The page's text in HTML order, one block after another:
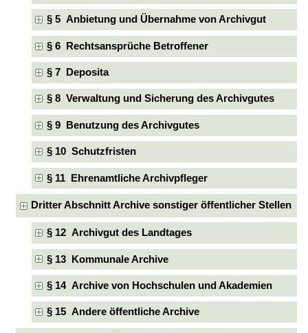
§ 5 Anbietung und Übernahme von Archivgut
§ 6 Rechtsansprüche Betroffener
§ 7 Deposita
§ 8 Verwaltung und Sicherung des Archivgutes
§ 9 Benutzung des Archivgutes
§ 10 Schutzfristen
§ 11 Ehrenamtliche Archivpfleger
Dritter Abschnitt Archive sonstiger öffentlicher Stellen
§ 12 Archivgut des Landtages
§ 13 Kommunale Archive
§ 14 Archive von Hochschulen und Akademien
§ 15 Andere öffentliche Archive